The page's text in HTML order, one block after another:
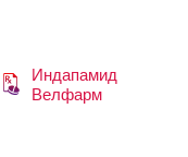
Индапамид
Велфарм